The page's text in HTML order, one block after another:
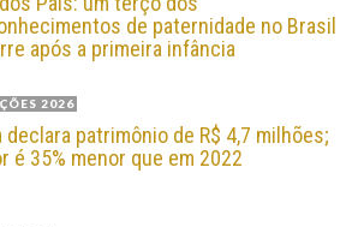
de paternidade no Brasil
após a primeira infância
2026
declara patrimônio de R$ 4,7 milhões;
é 35% menor que em 2022